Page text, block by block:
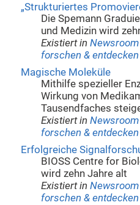
„Strukturiertes
Die Spemann
und Medizin wird
Existiert in Newsroom
forschen & entdecken
Magische Moleküle
Mithilfe spezieller
Wirkung von
Tausendfaches
Existiert in Newsroom
forschen & entdecken
Erfolgreiche
BIOSS Centre for
wird zehn Jahre alt
Existiert in Newsroom
forschen & entdecken